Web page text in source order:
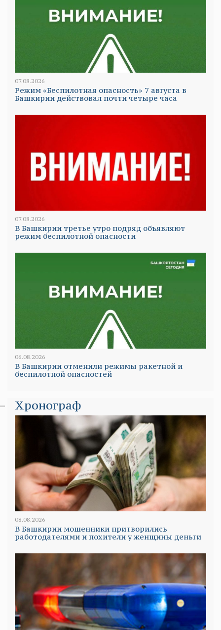
07.08.2026
Режим «Беспилотная опасность» 7 августа в
Башкирии действовал почти четыре часа
07.08.2026
В Башкирии третье утро подряд объявляют
режим беспилотной опасности
06.08.2026
В Башкирии отменили режимы ракетной и
беспилотной опасностей
Хронограф
08.08.2026
В Башкирии мошенники притворились
работодателями и похители у женщины деньги